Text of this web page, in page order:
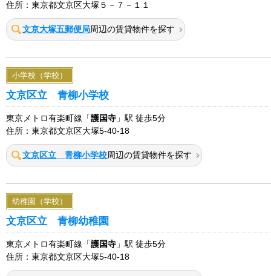
住所：東京都文京区大塚５－７－１１
文京大塚五郵便局周辺の賃貸物件を探す
小学校（学校）
文京区立 青柳小学校
東京メトロ有楽町線「 護国寺 」駅 徒歩5分
住所：東京都文京区大塚5-40-18
文京区立 青柳小学校周辺の賃貸物件を探す
幼稚園（学校）
文京区立 青柳幼稚園
東京メトロ有楽町線「 護国寺 」駅 徒歩5分
住所：東京都文京区大塚5-40-18